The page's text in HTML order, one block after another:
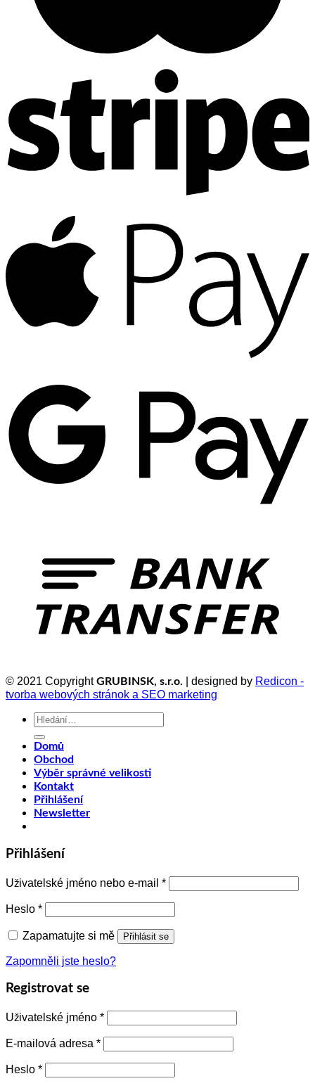
© 2021 CopyrightGRUBINSK, s.r.o. | designed by Redicon -
tvorba webových stránok a SEO marketing
Hledat:
Domů
Obchod
Výběr správné velikosti
Kontakt
Přihlášení
Newsletter
Přihlášení
Uživatelské jméno nebo e-mail *
Heslo *
Zapamatujte si mě Přihlásit se
Zapomněli jste heslo?
Registrovat se
Uživatelské jméno *
E-mailová adresa *
Heslo *